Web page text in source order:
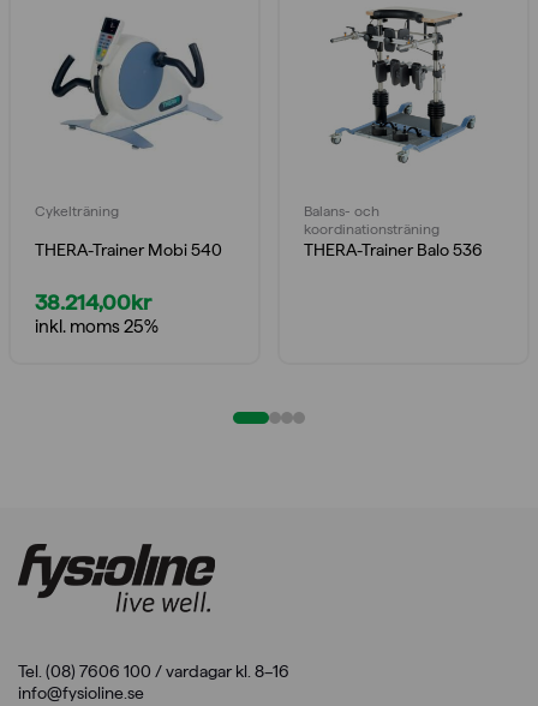
Cykelträning
THERA-Trainer Mobi 540
38.214,00kr
inkl. moms 25%
Balans- och
koordinationsträning
THERA-Trainer Balo 536
Tel. (08) 7606 100 / vardagar kl. 8–16
info@fysioline.se